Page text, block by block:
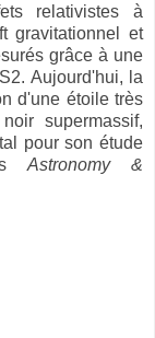
relativistes à
gravitationnel et
grâce à une
Aujourd'hui, la
d'une étoile très
supermassif,
pour son étude
Astronomy &